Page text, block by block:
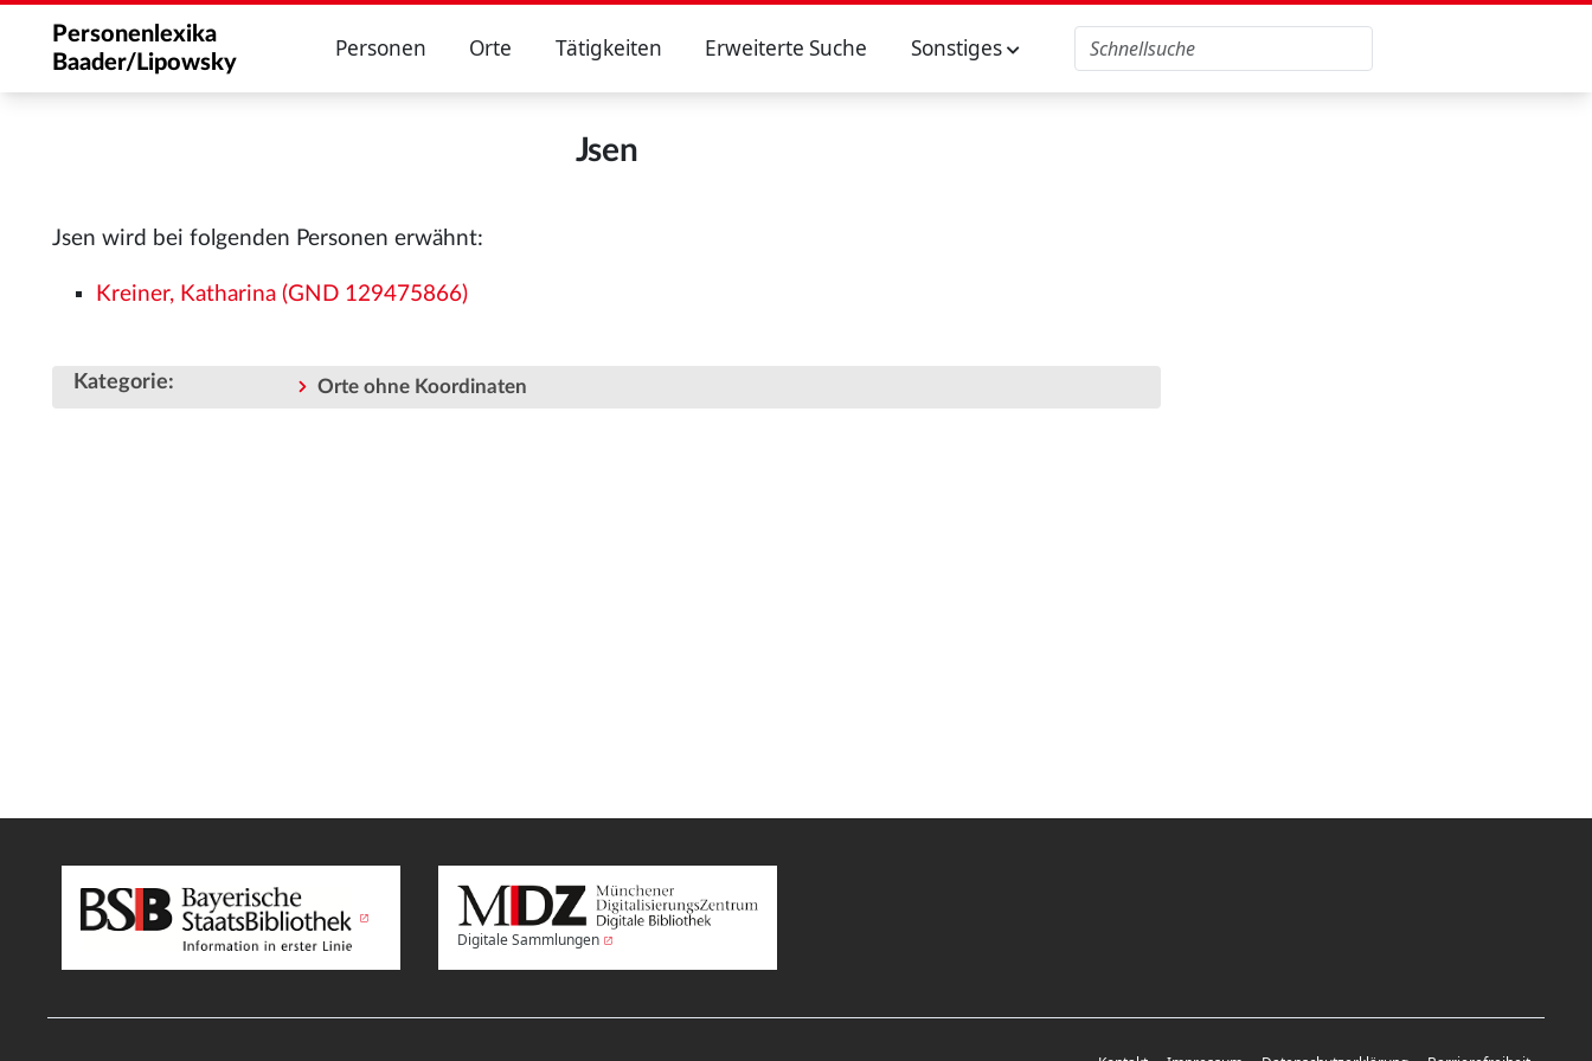
Personenlexika
Baader/Lipowsky
Personen Orte Tätigkeiten Erweiterte Suche Sonstiges
Jsen
Jsen wird bei folgenden Personen erwähnt:
Kreiner, Katharina (GND 129475866)
Kategorie: Orte ohne Koordinaten
Digitale Sammlungen